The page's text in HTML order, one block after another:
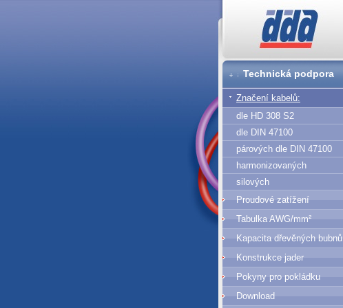
Technická podpora
Značení kabelů:
dle HD 308 S2
dle DIN 47100
párových dle DIN 47100
harmonizovaných
silových
Proudové zatížení
Tabulka AWG/mm²
Kapacita dřevěných bubnů
Konstrukce jader
Pokyny pro pokládku
Download